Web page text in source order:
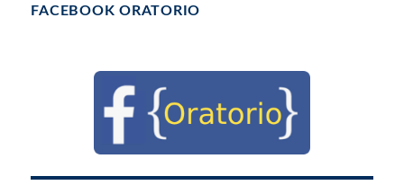
FACEBOOK ORATORIO